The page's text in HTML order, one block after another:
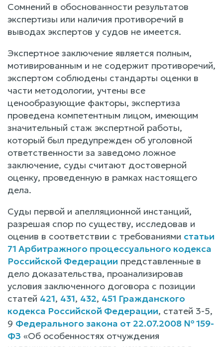
Сомнений в обоснованности результатов
экспертизы или наличия противоречий в
выводах экспертов у судов не имеется.
Экспертное заключение является полным,
мотивированным и не содержит противоречий,
экспертом соблюдены стандарты оценки в
части методологии, учтены все
ценообразующие факторы, экспертиза
проведена компетентным лицом, имеющим
значительный стаж экспертной работы,
который был предупрежден об уголовной
ответственности за заведомо ложное
заключение, суды считают достоверной
оценку, проведенную в рамках настоящего
дела.
Суды первой и апелляционной инстанций,
разрешая спор по существу, исследовав и
оценив в соответствии с требованиями статьи
71 Арбитражного процессуального кодекса
Российской Федерации представленные в
дело доказательства, проанализировав
условия заключенного договора с позиции
статей 421, 431, 432, 451 Гражданского
кодекса Российской Федерации, статей 3-5,
9 Федерального закона от 22.07.2008 № 159-
ФЗ «Об особенностях отчуждения